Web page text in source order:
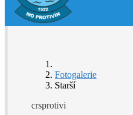
Fotogalerie
Starší
crsprotivi